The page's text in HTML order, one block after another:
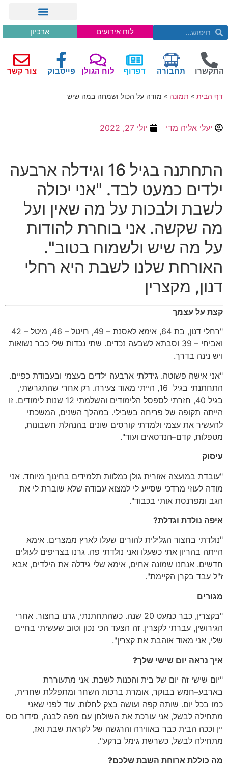
לוח אירועים ארכיון
התקשרו תחבורה דפדוף לוח הגולן פייסבוק צור קשר
דף הבית » תמונה » מודה על הכול ושמחה במה שיש
יעלי אליה מדי יולי 27, 2022
התחתנה בגיל
וגידלה ארבעה
ילדים כמעט לבד. "אני יכולה
לשבת ולבכות על מה שאין ועל
מה שקשה. אני בוחרת להודות
על מה שיש ולשמוח בטוב".
האורחת שלנו לשבת היא רחלי
דנון, מקצרין
קצת על עצמך
"רחלי דנון, בת אימא לאסנת – 49, רויטל – 46, מיטל – 42
ואביחי – 39 וסבתא לשבעה נכדים. שתי נכדות שלי כבר נשואות
ויש נינה בדרך.
"אני אישה פשוטה. גידלתי ארבעה ילדים בעצמי ובעבודת כפיים.
התחתנתי בגיל 16, הייתי מאוד צעירה. רק אחרי שהתגרשתי,
בגיל
חזרתי לספסל הלימודים והשלמתי שנות לימודים. זו
הייתה תקופה של פריחה בשבילי. במהלך השנים, המשכתי
להעשיר את עצמי ולמדתי קורסים שונים בהנהלת חשבונות,
מטפלות, קדם–הנדסאים ועוד".
עיסוק
"עובדת במועצה אזורית גולן כמלוות תלמידים בחינוך מיוחד. אני
מודה לעוזי מרדכי שסייע לי למצוא עבודה שלא שוברת לי את
הגב ומפרנסת אותי בכבוד".
איפה נולדת וגדלת?
"נולדתי בחצור הגלילית להורים שעלו לארץ ממצרים. אימא
הייתה בהריון אתי כשעלו ואני נולדתי פה. גרנו בצריפים לעולים
חדשים. אנחנו שמונה אחים, אימא שלי גידלה את הילדים, אבא
ז"ל עבד בקרן הקיימת".
מגורים
"בקצרין, כבר כמעט שנה. כשהתחתנתי, גרנו בחצור. אחרי
הגירושין, עברתי לקצרין. זה הצעד הכי נכון וטוב שעשיתי בחיים
שלי, אני מאוד אוהבת את קצרין".
איך נראה יום שישי שלך?
"יום שישי זה יום של בית והכנות לשבת. אני מתעוררת
בארבע–חמש בבוקר, אומרת ברכות השחר ומתפללת שחרית,
כמו בכל יום. שותה קפה ועושה בצק לחלות. עוד לפני שאני
מתחילה לבשל, אני עורכת את השולחן עם מפה לבנה, סידור כוס
יין וככה הבית כבר באווירה והרגשה של לקראת שבת ואז,
מתחילה לבשל, כשרשת גימל ברקע".
מה כוללת ארוחת השבת שלכם?